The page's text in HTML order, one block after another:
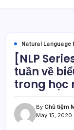
liền!
Natural
[NLP
tuần về
trong học
By Chủ tiệm
May 15, 2020